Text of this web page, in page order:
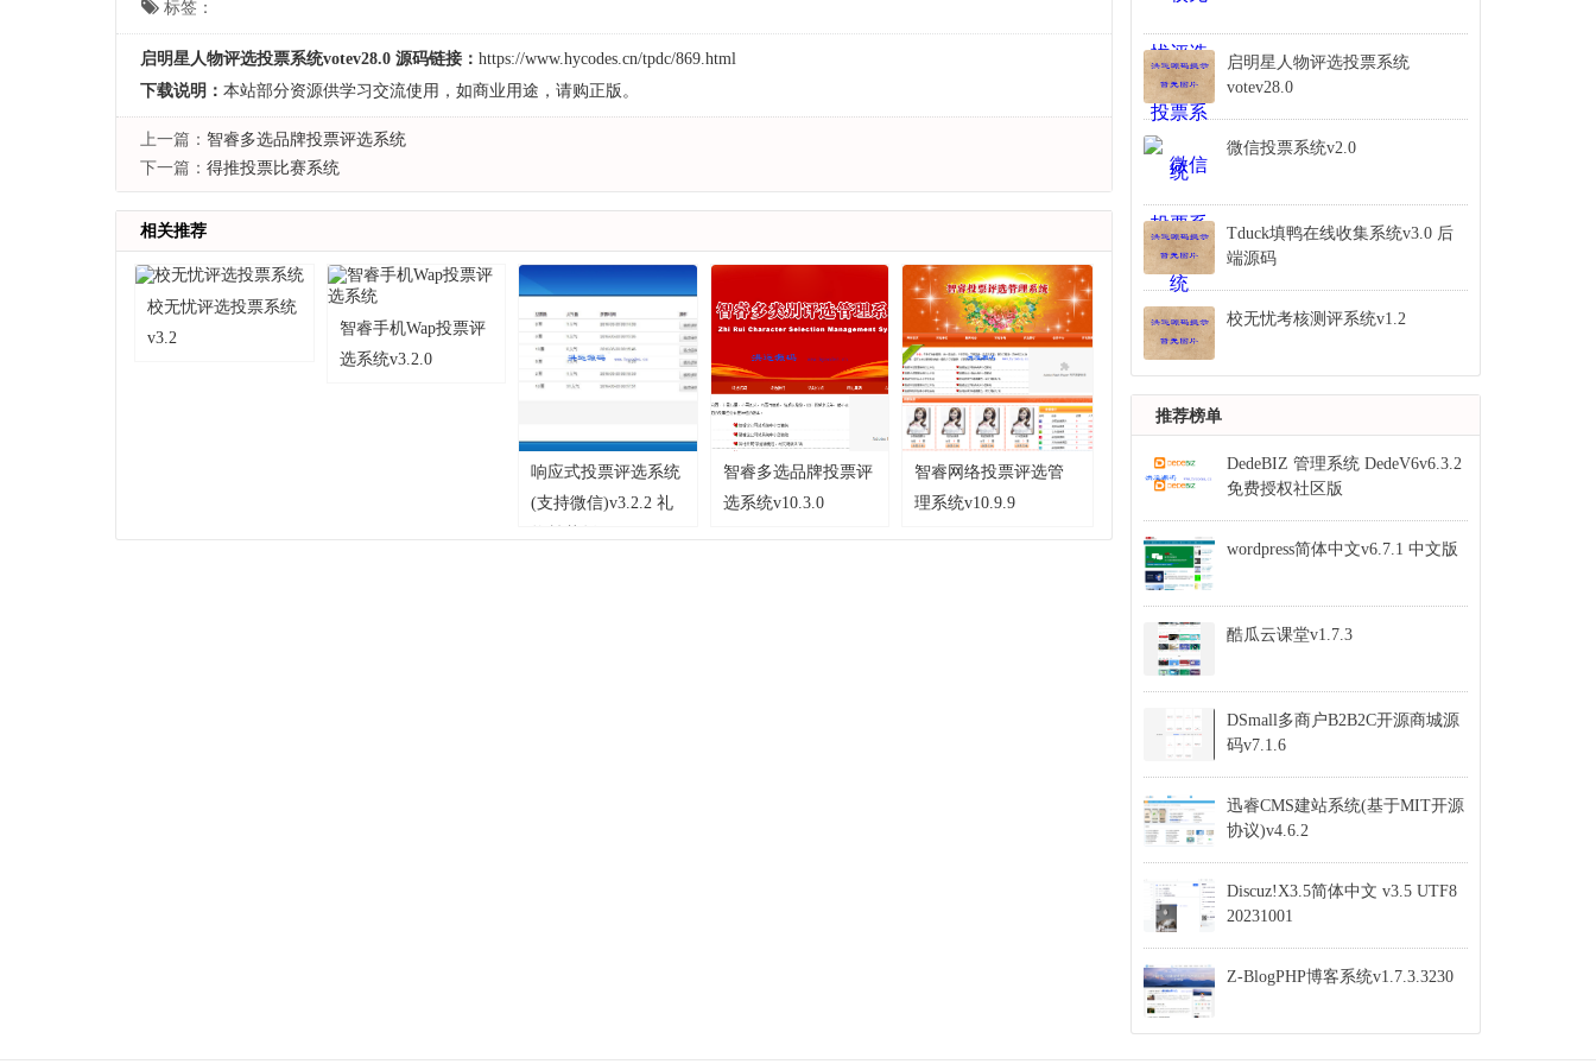
标签：
启明星人物评选投票系统votev28.0 源码链接： https://www.hycodes.cn/tpdc/869.html
下载说明： 本站部分资源供学习交流使用，如商业用途，请购正版。
上一篇： 智睿多选品牌投票评选系统
下一篇： 得推投票比赛系统
相关推荐
校无忧评选投票系统
v3.2
智睿手机Wap投票评
选系统v3.2.0
响应式投票评选系统
(支持微信)v3.2.2 礼
智睿多选品牌投票评
选系统v10.3.0
智睿网络投票评选管
理系统v10.9.9
启明星人物评选投票系统
votev28.0
微信投票系统v2.0
Tduck填鸭在线收集系统v3.0 后
端源码
校无忧考核测评系统v1.2
推荐榜单
DedeBIZ 管理系统 DedeV6v6.3.2
免费授权社区版
wordpress简体中文v6.7.1 中文版
酷瓜云课堂v1.7.3
DSmall多商户B2B2C开源商城源
码v7.1.6
迅睿CMS建站系统(基于MIT开源
协议)v4.6.2
Discuz!X3.5简体中文 v3.5 UTF8
20231001
Z-BlogPHP博客系统v1.7.3.3230